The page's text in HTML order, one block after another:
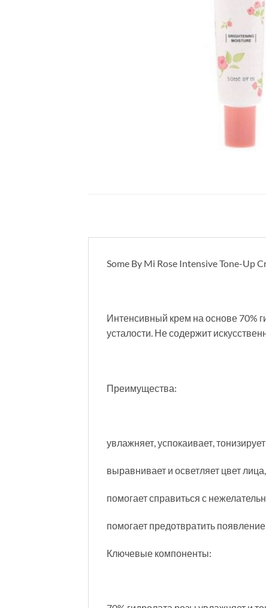
Some By Mi Rose Intensive Tone-Up
Интенсивный крем на основе 70%
усталости. Не содержит
Преимущества:
увлажняет, успокаивает,
выравнивает и осветляет цвет лица,
помогает справиться с
помогает предотвратить
Ключевые компоненты: